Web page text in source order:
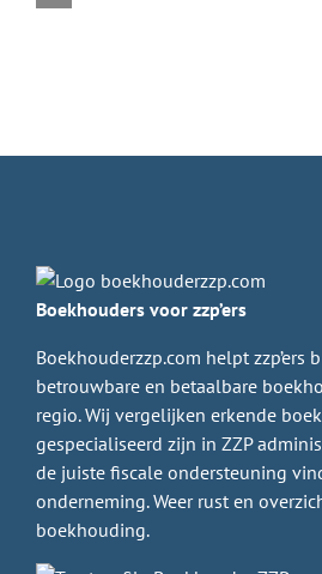
Boekhouders voor zzp’ers
Boekhouderzzp.com helpt zzp’ers
betrouwbare en betaalbare
regio. Wij vergelijken erkende
gespecialiseerd zijn in ZZP
de juiste fiscale ondersteuning
onderneming. Weer rust en
boekhouding.